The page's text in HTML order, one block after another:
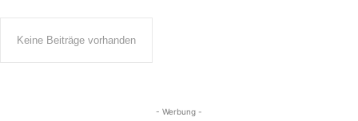
Keine Beiträge vorhanden
- Werbung -